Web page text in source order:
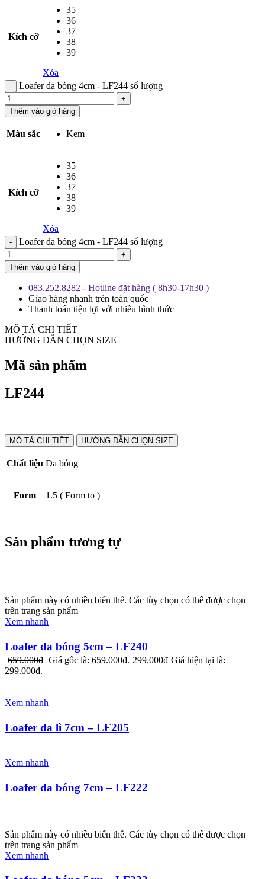
Kích cỡ
35
36
37
38
39
Xóa
Loafer da bóng 4cm - LF244 số lượng
Thêm vào giỏ hàng
Màu sắc Kem
Kích cỡ
35
36
37
38
39
Xóa
Loafer da bóng 4cm - LF244 số lượng
Thêm vào giỏ hàng
083.252.8282 - Hotline đặt hàng ( 8h30-17h30 )
Giao hàng nhanh trên toàn quốc
Thanh toán tiện lợi với nhiều hình thức
MÔ TẢ CHI TIẾT
HƯỚNG DẪN CHỌN SIZE
Mã sản phẩm
LF244
MÔ TẢ CHI TIẾT HƯỚNG DẪN CHỌN SIZE
Chất liệu Da bóng
Form 1.5 ( Form to )
Sản phẩm tương tự
Sản phẩm này có nhiều biến thể. Các tùy chọn có thể được chọn
trên trang sản phẩm
Xem nhanh
Loafer da bóng 5cm – LF240
659.000₫ Giá gốc là: 659.000₫. 299.000₫ Giá hiện tại là:
299.000₫.
Xem nhanh
Loafer da lì 7cm – LF205
Xem nhanh
Loafer da bóng 7cm – LF222
Sản phẩm này có nhiều biến thể. Các tùy chọn có thể được chọn
trên trang sản phẩm
Xem nhanh